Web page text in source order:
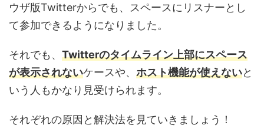
ウザ版Twitterからでも、スペースにリスナーとし
て参加できるようになりました。
それでも、 Twitterのタイムライン上部にスペース
が表示されないケースや、 ホスト機能が使えないと
いう人もかなり見受けられます。
それぞれの原因と解決法を見ていきましょう！